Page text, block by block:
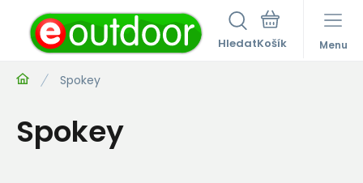
Hledat Menu
Spokey
Spokey